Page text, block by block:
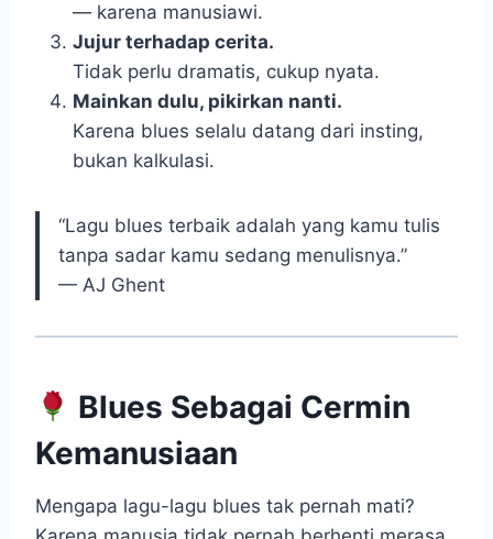
— karena manusiawi.
Jujur terhadap cerita.
Tidak perlu dramatis, cukup nyata.
Mainkan dulu, pikirkan nanti.
Karena blues selalu datang dari insting,
bukan kalkulasi.
“Lagu blues terbaik adalah yang kamu tulis
tanpa sadar kamu sedang menulisnya.”
— AJ Ghent
Blues Sebagai Cermin
Kemanusiaan
Mengapa lagu-lagu blues tak pernah mati?